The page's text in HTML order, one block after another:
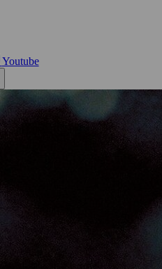
Youtube